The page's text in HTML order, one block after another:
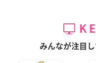
みんなが注目